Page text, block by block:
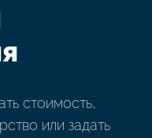
стоимость,
или задать